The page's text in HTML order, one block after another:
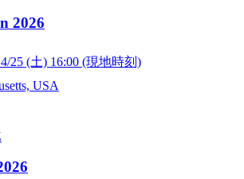
2026
25 (土) 16:00 (現地時刻)
USA